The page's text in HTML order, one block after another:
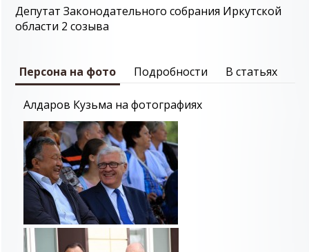
Депутат Законодательного собрания Иркутской
области 2 созыва
Персона на фото Подробности В статьях
Алдаров Кузьма на фотографиях